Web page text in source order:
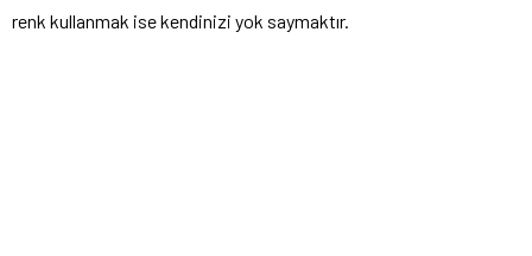
renk kullanmak ise kendinizi yok saymaktır.